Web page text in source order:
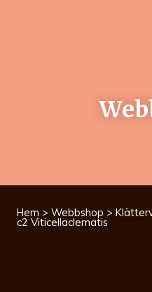
Hem > Webbshop >
c2 Viticellaclematis